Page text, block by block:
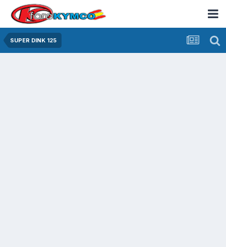
SUPER DINK 125